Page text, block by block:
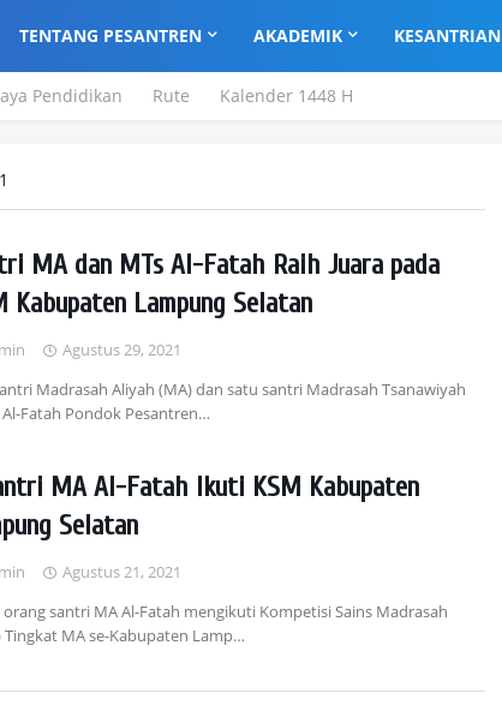
TENTANG PESANTREN AKADEMIK KESANTRIAN
Pendidikan Rute Kalender 1448 H
MA dan MTs Al-Fatah Raih Juara pada
Kabupaten Lampung Selatan
Agustus 29, 2021
Madrasah Aliyah (MA) dan satu santri Madrasah Tsanawiyah
Al-Fatah Pondok Pesantren…
MA Al-Fatah Ikuti KSM Kabupaten
Selatan
Agustus 21, 2021
orang santri MA Al-Fatah mengikuti Kompetisi Sains Madrasah
Tingkat MA se-Kabupaten Lamp…